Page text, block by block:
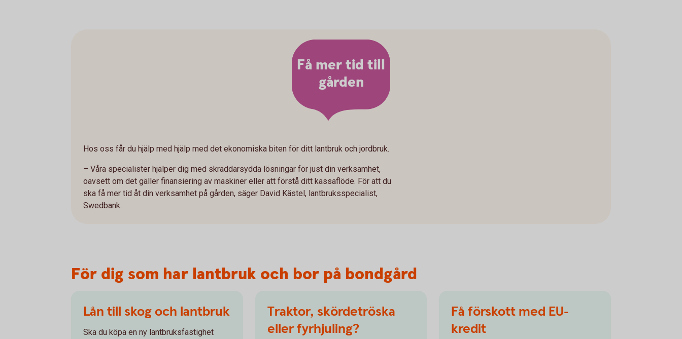
Få mer tid till
gården
Hos oss får du hjälp med hjälp med det ekonomiska biten för ditt lantbruk och jordbruk.
– Våra specialister hjälper dig med skräddarsydda lösningar för just din verksamhet,
oavsett om det gäller finansiering av maskiner eller att förstå ditt kassaflöde. För att du
ska få mer tid åt din verksamhet på gården, säger David Kästel, lantbruksspecialist,
Swedbank.
För dig som har lantbruk och bor på bondgård
Lån till skog och lantbruk
Ska du köpa en ny lantbruksfastighet
Traktor, skördetröska
eller fyrhjuling?
Få förskott med EU-
kredit